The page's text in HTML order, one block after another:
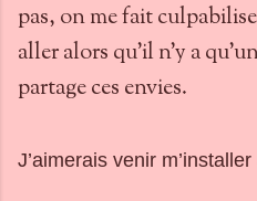
pas, on me fait
aller alors qu'il n'y a
partage ces envies.
J’aimerais venir